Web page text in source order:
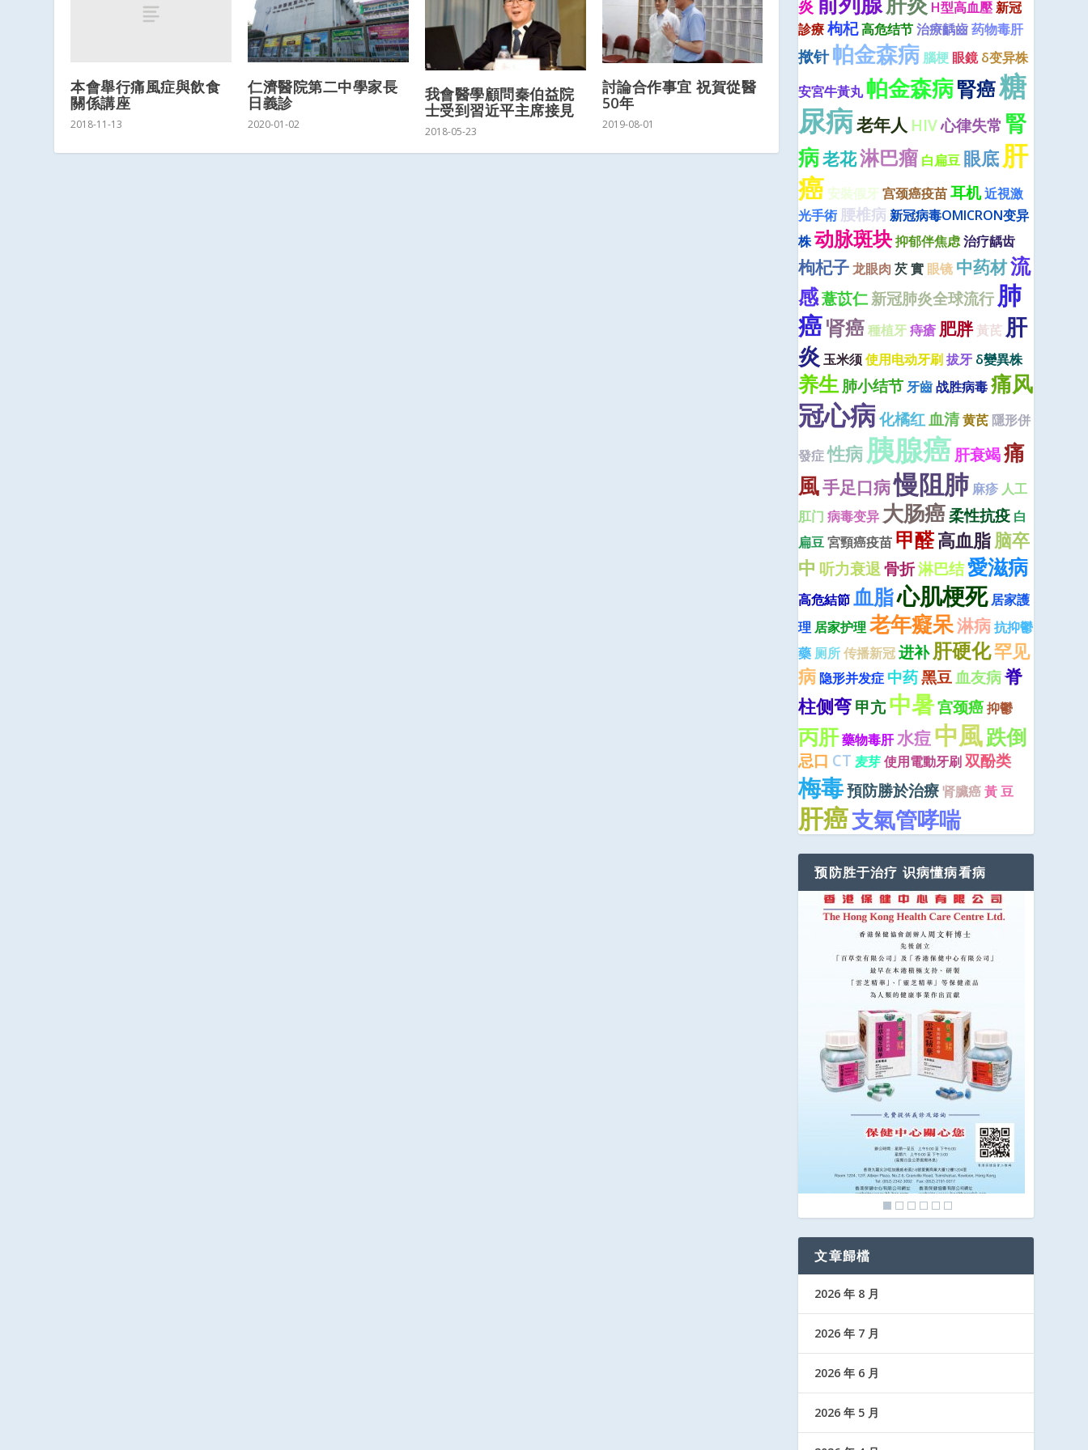
本會舉行痛風症與飲食
關係講座
2018-11-13
仁濟醫院第二中學家長
日義診
2020-01-02
我會醫學顧問秦伯益院
士受到習近平主席接見
2018-05-23
討論合作事宜 祝賀從醫
50年
2019-08-01
炎 H型高血壓新冠
診療枸杞高危结节治療齲齒药物毒肝
揿针帕金森病 腦梗 眼鏡 δ变异株
安宮牛黃丸 帕金森病腎癌糖
尿病老年人 HIV心律失常 腎
病老花淋巴瘤 白扁豆 眼底肝
癌 安裝假牙宫颈癌疫苗耳机近視激
光手術 腰椎病 新冠病毒OMICRON变异
株动脉斑块抑郁伴焦虑治疗龋齿
枸杞子龙眼肉 芡 實 眼镜 中药材流
感薏苡仁新冠肺炎全球流行肺
癌肾癌種植牙痔瘡 肥胖 黃芪 肝
炎 玉米须使用电动牙刷拔牙 δ變異株
养生肺小结节牙齒战胜病毒痛风
冠心病化橘红血清黄芪 隱形併
發症性病胰腺癌肝衰竭痛
風手足口病慢阻肺 麻疹 人工
肛门 病毒变异大肠癌柔性抗疫 白
扁豆宮頸癌疫苗 甲醛高血脂脑卒
中 听力衰退骨折淋巴结愛滋病
高危結節血脂心肌梗死 居家護
理 居家护理 老年癡呆淋病抗抑鬱
藥 厕所传播新冠进补肝硬化罕见
病隐形并发症 中药黑豆血友病脊
柱侧弯甲亢中暑宫颈癌抑鬱
丙肝藥物毒肝水痘中風跌倒
忌口 CT 麦芽使用電動牙刷双酚类
梅毒預防勝於治療肾臟癌黃 豆
肝癌支氣管哮喘
预防胜于治疗 识病懂病看病
文章歸檔
2026 年 8 月
2026 年 7 月
2026 年 6 月
2026 年 5 月